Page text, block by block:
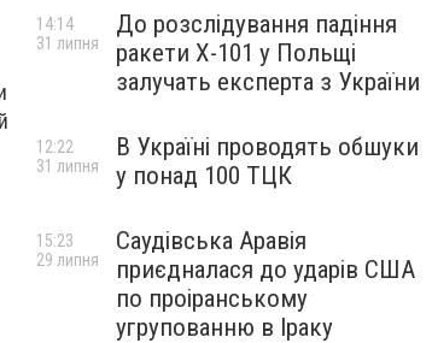
До розслідування падіння
ракети Х-101 у Польщі
залучать експерта з України
14:14
31 липня
В Україні проводять обшуки
у понад 100 ТЦК
12:22
31 липня
Саудівська Аравія
приєдналася до ударів США
по проіранському
угрупованню в Іраку
15:23
29 липня